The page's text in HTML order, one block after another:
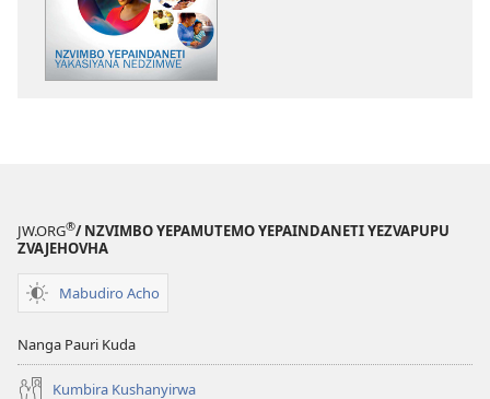
JW.ORG®/ NZVIMBO YEPAMUTEMO YEPAINDANETI YEZVAPUPU
ZVAJEHOVHA
Mabudiro Acho
Nanga Pauri Kuda
Kumbira Kushanyirwa